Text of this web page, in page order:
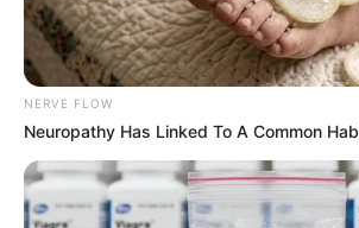
NERVE FLOW
Neuropathy Has Linked To A Common